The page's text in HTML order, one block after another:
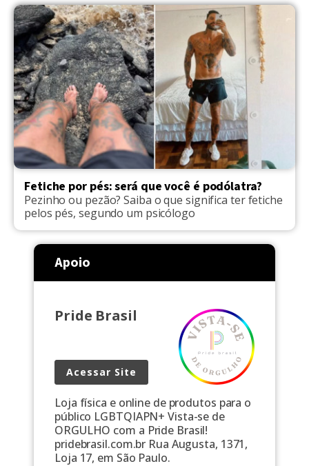
Fetiche por pés: será que você é podólatra?
Pezinho ou pezão? Saiba o que significa ter fetiche
pelos pés, segundo um psicólogo
Apoio
Pride Brasil
Acessar Site
Loja física e online de produtos para o
público LGBTQIAPN+ Vista-se de
ORGULHO com a Pride Brasil!
pridebrasil.com.br Rua Augusta, 1371,
Loja 17, em São Paulo.